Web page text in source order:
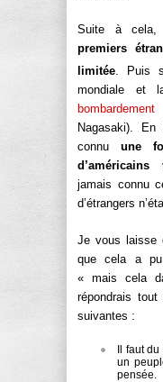
Suite à
premiers
limitée . Puis
mondiale et
Nagasaki).
connu une
d’américains
jamais connu
d’étrangers
Je vous laisse
que cela a pu
« mais cela
répondrais
suivantes :
Il faut du
un
pensée.